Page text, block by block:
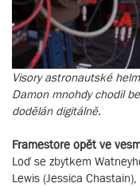
Visory astronautské
Damon mnohdy chodil
dodělán digitálně.
Framestore opět ve
Loď se zbytkem
Lewis (Jessica